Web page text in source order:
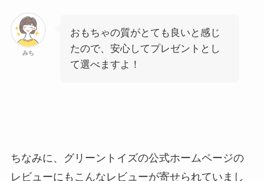
みち
おもちゃの質がとても良いと感じ
たので、安心してプレゼントとし
て選べますよ！
ちなみに、グリーントイズの公式ホームページの
レビューにもこんなレビューが寄せられていまし